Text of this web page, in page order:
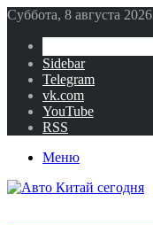
Суббота, 8 августа 2026
Sidebar
Telegram
vk.com
YouTube
RSS
Меню